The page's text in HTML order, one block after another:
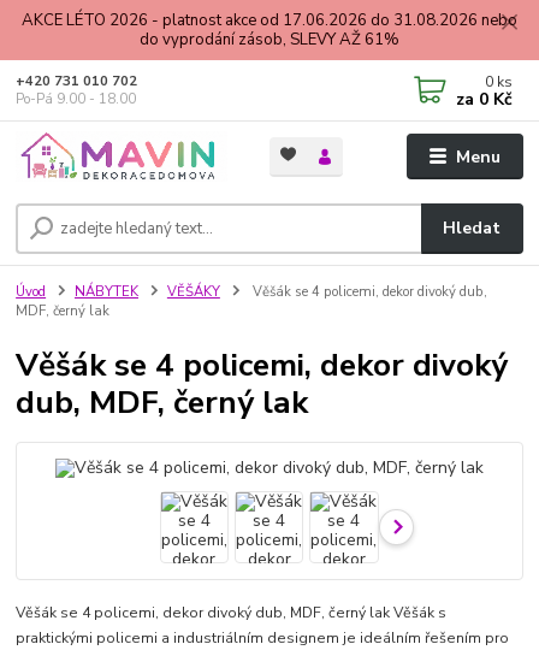
AKCE LÉTO 2026 - platnost akce od 17.06.2026 do 31.08.2026 nebo
do vyprodání zásob, SLEVY AŽ 61%
Menu
Hledat
+420 731 010 702
Po-Pá 9.00 - 18.00
0 ks
za 0 Kč
Úvod NÁBYTEK VĚŠÁKY
Věšák se 4 policemi, dekor divoký dub,
MDF, černý lak
Věšák se 4 policemi, dekor divoký
dub, MDF, černý lak
Věšák se 4 policemi, dekor divoký dub, MDF, černý lak Věšák s
praktickými policemi a industriálním designem je ideálním řešením pro